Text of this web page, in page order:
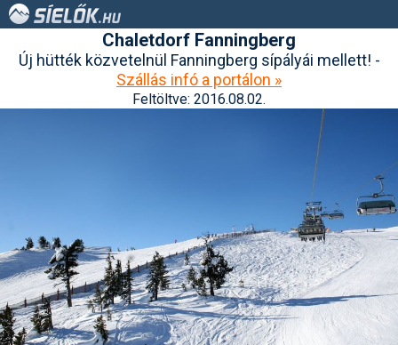
Chaletdorf Fanningberg
Új hütték közvetelnül Fanningberg sípályái mellett! -
Szállás infó a portálon »
Feltöltve: 2016.08.02.